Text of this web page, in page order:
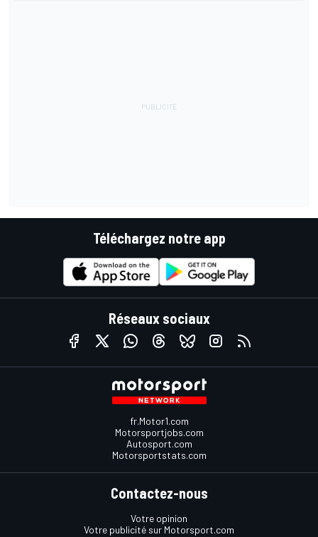
Téléchargez notre app
Réseaux sociaux
fr.Motor1.com
Motorsportjobs.com
Autosport.com
Motorsportstats.com
Contactez-nous
Votre opinion
Votre publicité sur Motorsport.com